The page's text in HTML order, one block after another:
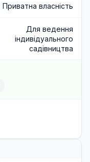
Приватна власність
Для ведення
індивідуального
садівництва